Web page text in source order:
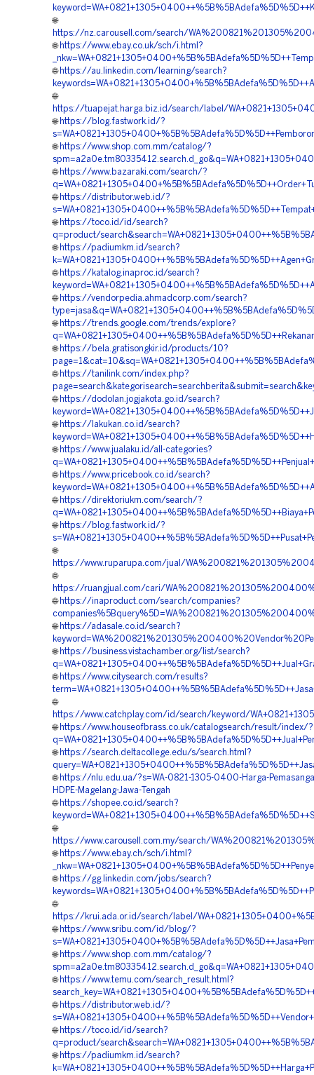
🌐
https://nz.carousell.com/search/
🌐 https://www.ebay.co.uk/sch/i.html?
🌐 https://au.linkedin.com/learning/search?
🌐
https://tuapejat.harga.biz.id/search/label/
🌐 https://blog.fastwork.id/?
🌐 https://www.shop.com.mm/catalog/?
🌐 https://www.bazaraki.com/search/?
🌐 https://distributor.web.id/?
🌐 https://toco.id/id/search?
q=product/
🌐 https://padiumkm.id/search?
🌐 https://katalog.inaproc.id/search?
🌐 https://vendorpedia.ahmadcorp.com/search?
🌐 https://trends.google.com/trends/explore?
🌐 https://bela.gratisongkir.id/products/10?
🌐 https://tanilink.com/index.php?
🌐 https://dodolan.jogjakota.go.id/search?
🌐 https://lakukan.co.id/search?
🌐 https://www.jualaku.id/all-categories?
🌐 https://www.pricebook.co.id/search?
🌐 https://direktoriukm.com/search/?
🌐 https://blog.fastwork.id/?
🌐
https://www.ruparupa.com/jual/
🌐
https://ruangjual.com/cari/
🌐 https://inaproduct.com/search/companies?
🌐 https://adasale.co.id/search?
🌐 https://business.vistachamber.org/list/search?
🌐 https://www.citysearch.com/results?
🌐
https://www.catchplay.com/id/search/keyword/
🌐 https://www.houseofbrass.co.uk/catalogsearch/result/index/?
🌐 https://search.deltacollege.edu/s/search.html?
🌐 https://nlu.edu.ua/?s=WA-0821-1305-0400-Harga-
HDPE-Magelang-Jawa-Tengah
🌐 https://shopee.co.id/search?
🌐
https://www.carousell.com.my/search/
🌐 https://www.ebay.ch/sch/i.html?
🌐 https://gg.linkedin.com/jobs/search?
🌐
https://krui.ada.or.id/search/label/
🌐 https://www.sribu.com/id/blog/?
🌐 https://www.shop.com.mm/catalog/?
🌐 https://www.temu.com/search_result.html?
🌐 https://distributor.web.id/?
🌐 https://toco.id/id/search?
q=product/
🌐 https://padiumkm.id/search?